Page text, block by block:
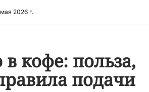
2026 г.
кофе: польза,
подачи